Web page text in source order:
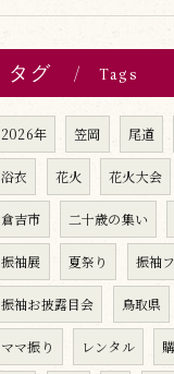
タグ Tags
2026年 笠岡 尾道
浴衣 花火 花火大会
倉吉市 二十歳の集い
振袖展 夏祭り 振袖
振袖お披露目会 鳥取県
ママ振り レンタル